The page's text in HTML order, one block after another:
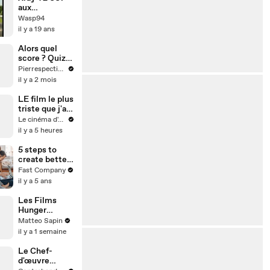
aux
Marmousets
Wasp94
il y a 19 ans
Alors quel
score ? Quiz
cinéma 🍿🎬
Pierrespectives
il y a 2 mois
LE film le plus
triste que j'ai
vu
Le cinéma d'Amaury
il y a 5 heures
5 steps to
create better
boundaries
when you
home
Fast Company
il y a 5 ans
Les Films
Hunger
Games
reviennent au
Matteo Sapin
il y a 1 semaine
Le Chef-
d'œuvre